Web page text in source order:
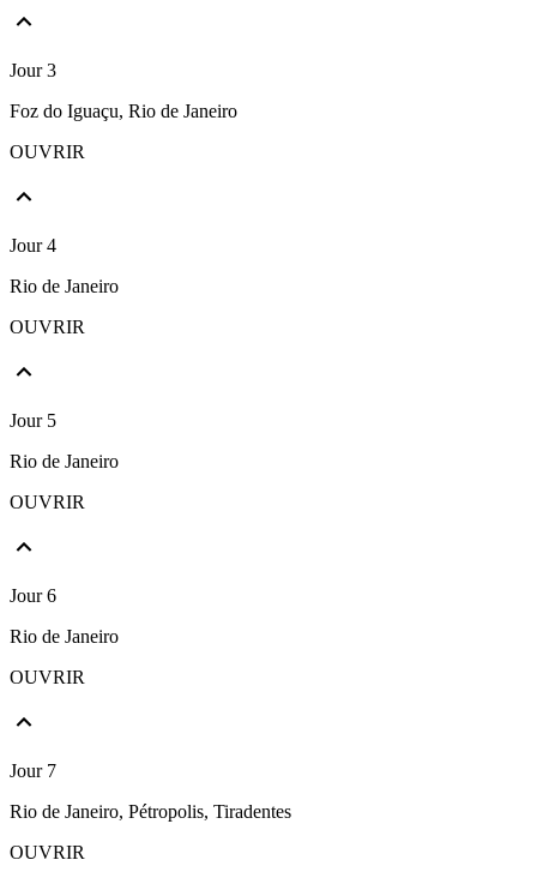
Jour 3
Foz do Iguaçu, Rio de Janeiro
OUVRIR
Jour 4
Rio de Janeiro
OUVRIR
Jour 5
Rio de Janeiro
OUVRIR
Jour 6
Rio de Janeiro
OUVRIR
Jour 7
Rio de Janeiro, Pétropolis, Tiradentes
OUVRIR